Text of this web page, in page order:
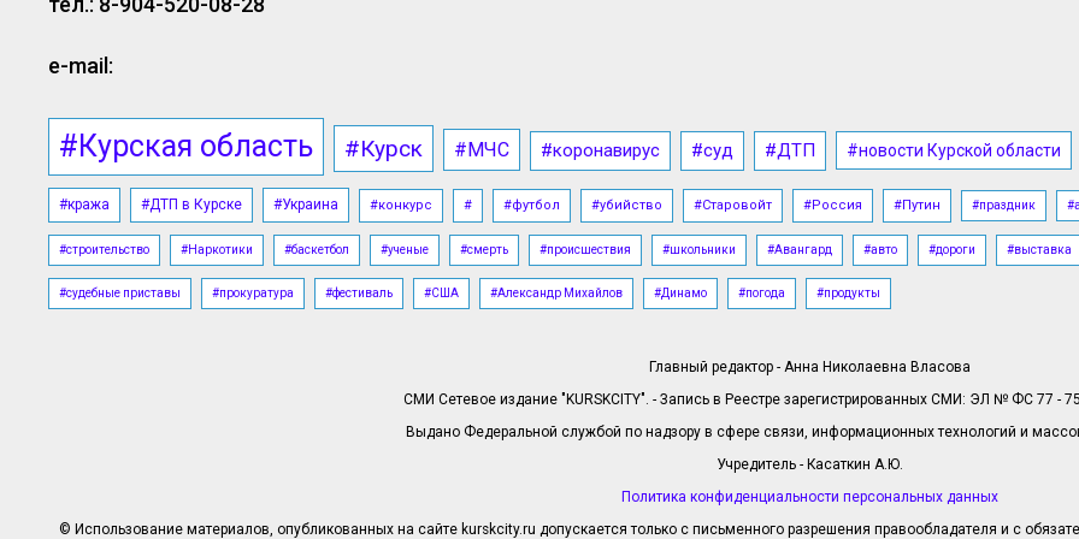
e-mail:
#Курская область #Курск #МЧС #коронавирус #суд #ДТП #новости Курской области
#кража #ДТП в Курске #Украина #конкурс # #футбол #убийство #Старовойт #Россия #Путин #праздник
#строительство #Наркотики #баскетбол #ученые #смерть #происшествия #школьники #Авангард #авто #дороги #выставка
#судебные приставы #прокуратура #фестиваль #США #Александр Михайлов #Динамо #погода #продукты
Главный редактор - Анна Николаевна Власова
СМИ Сетевое издание "KURSKCITY". - Запись в Реестре зарегистрированных СМИ: ЭЛ № ФС 77 -
Выдано Федеральной службой по надзору в сфере связи, информационных технологий и
Учредитель - Касаткин А.Ю.
Политика конфиденциальности персональных данных
© Использование материалов, опубликованных на сайте kurskcity.ru допускается только с письменного разрешения правообладателя и с